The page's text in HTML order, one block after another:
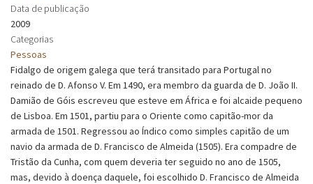
Data de publicação
2009
Categorias
Pessoas
Fidalgo de origem galega que terá transitado para Portugal no
reinado de D. Afonso V. Em 1490, era membro da guarda de D. João II.
Damião de Góis escreveu que esteve em África e foi alcaide pequeno
de Lisboa. Em 1501, partiu para o Oriente como capitão-mor da
armada de 1501. Regressou ao Índico como simples capitão de um
navio da armada de D. Francisco de Almeida (1505). Era compadre de
Tristão da Cunha, com quem deveria ter seguido no ano de 1505,
mas, devido à doença daquele, foi escolhido D. Francisco de Almeida